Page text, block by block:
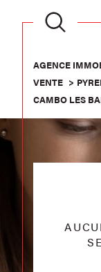
AGENCE
VENTE
CAMBO LES